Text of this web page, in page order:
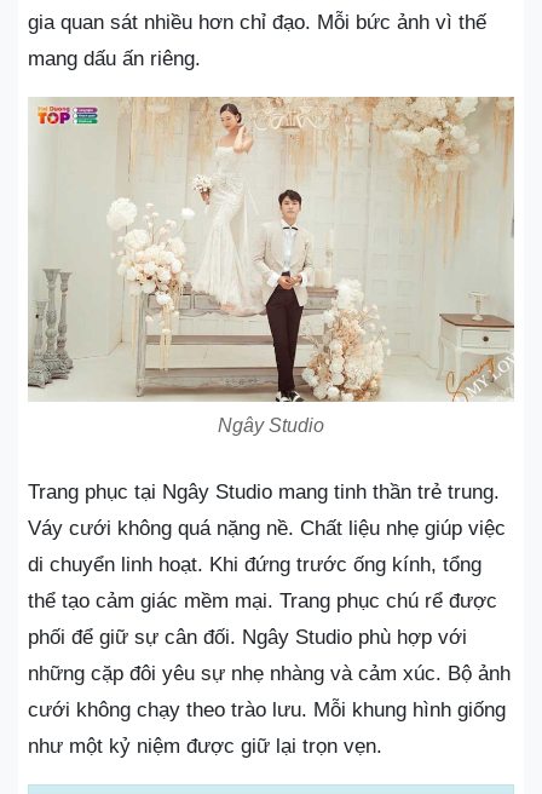
gia quan sát nhiều hơn chỉ đạo. Mỗi bức ảnh vì thế
mang dấu ấn riêng.
Ngây Studio
Trang phục tại Ngây Studio mang tinh thần trẻ trung.
Váy cưới không quá nặng nề. Chất liệu nhẹ giúp việc
di chuyển linh hoạt. Khi đứng trước ống kính, tổng
thể tạo cảm giác mềm mại. Trang phục chú rể được
phối để giữ sự cân đối. Ngây Studio phù hợp với
những cặp đôi yêu sự nhẹ nhàng và cảm xúc. Bộ ảnh
cưới không chạy theo trào lưu. Mỗi khung hình giống
như một kỷ niệm được giữ lại trọn vẹn.